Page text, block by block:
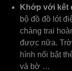
Khớp với kết
bộ đồ đồ lót
chàng trai
được nữa.
hình nổi bật
và bờ …